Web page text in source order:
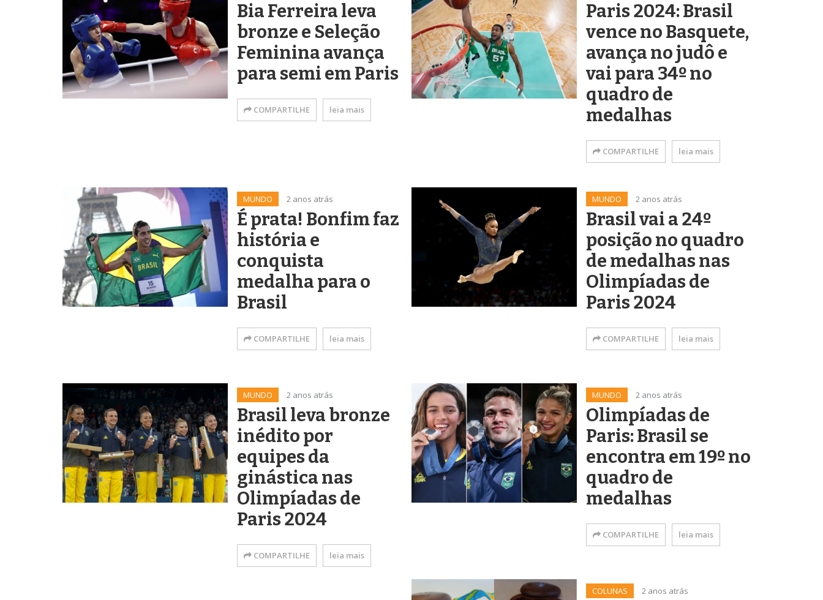
Bia Ferreira leva
bronze e Seleção
Feminina avança
para semi em Paris
COMPARTILHE leia mais
Paris 2024: Brasil
vence no Basquete,
avança no judô e
vai para 34º no
quadro de
medalhas
COMPARTILHE leia mais
MUNDO 2 anos atrás
É prata! Bonfim faz
história e
conquista
medalha para o
Brasil
COMPARTILHE leia mais
MUNDO 2 anos atrás
Brasil vai a 24º
posição no quadro
de medalhas nas
Olimpíadas de
Paris 2024
COMPARTILHE leia mais
MUNDO 2 anos atrás
Brasil leva bronze
inédito por
equipes da
ginástica nas
Olimpíadas de
Paris 2024
COMPARTILHE leia mais
MUNDO 2 anos atrás
Olimpíadas de
Paris: Brasil se
encontra em 19º no
quadro de
medalhas
COMPARTILHE leia mais
COLUNAS 2 anos atrás